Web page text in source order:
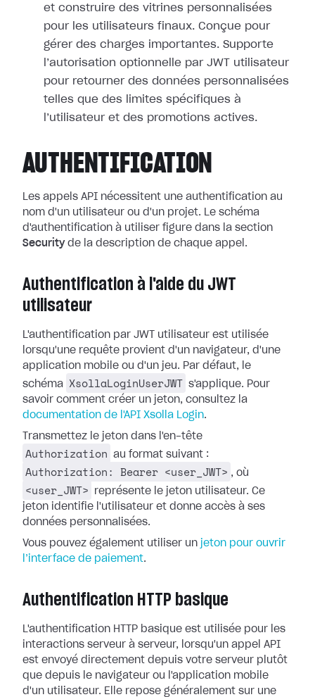
et construire des vitrines personnalisées
pour les utilisateurs finaux. Conçue pour
gérer des charges importantes. Supporte
l’autorisation optionnelle par JWT utilisateur
pour retourner des données personnalisées
telles que des limites spécifiques à
l’utilisateur et des promotions actives.
AUTHENTIFICATION
Les appels API nécessitent une authentification au
nom d'un utilisateur ou d'un projet. Le schéma
d'authentification à utiliser figure dans la section
Securityde la description de chaque appel.
Authentification à l'aide du JWT
utilisateur
L'authentification par JWT utilisateur est utilisée
lorsqu'une requête provient d'un navigateur, d'une
application mobile ou d'un jeu. Par défaut, le
schéma
XsollaLoginUserJWT s'applique. Pour
savoir comment créer un jeton, consultez la
documentation de l'API Xsolla Login.
Transmettez le jeton dans l'en-tête
Authorization au format suivant :
Authorization: Bearer <user_JWT> , où
<user_JWT>
représente le jeton utilisateur. Ce
jeton identifie l'utilisateur et donne accès à ses
données personnalisées.
Vous pouvez également utiliser un jeton pour ouvrir
l’interface de paiement.
Authentification HTTP basique
L'authentification HTTP basique est utilisée pour les
interactions serveur à serveur, lorsqu'un appel API
est envoyé directement depuis votre serveur plutôt
que depuis le navigateur ou l'application mobile
d'un utilisateur. Elle repose généralement sur une